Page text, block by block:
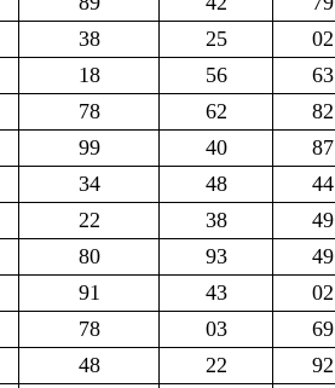
38 25 02
18 56 63
78 62 82
99 40 87
34 48 44
22 38 49
80 93 49
91 43 02
78 03 69
48 22 92